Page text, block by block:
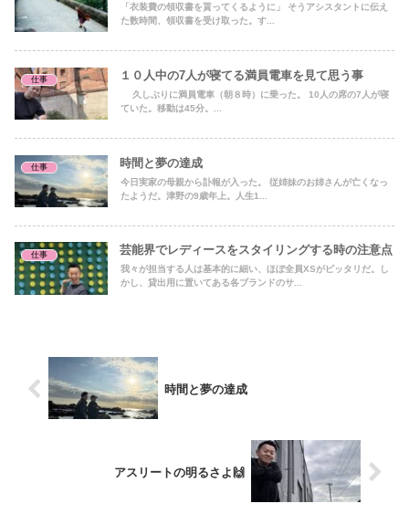
「衣装費の領収書を貰ってくるように」 そうアシスタントに伝え
た数時間、領収書を受け取った。す...
仕事 １０人中の7人が寝てる満員電車を見て思う事
久しぶりに満員電車（朝８時）に乗った。 10人の席の7人が寝
ていた。移動は45分。...
仕事 時間と夢の達成
今日実家の母親から訃報が入った。 従姉妹のお姉さんが亡くなっ
たようだ。津野の9歳年上。人生1...
仕事 芸能界でレディースをスタイリングする時の注意点
我々が担当する人は基本的に細い、ほぼ全員XSがピッタリだ。し
かし、貸出用に置いてある各ブランドのサ...
時間と夢の達成
アスリートの明るさよ🙌